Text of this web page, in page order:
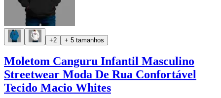
+2 + 5 tamanhos
Moletom Canguru Infantil Masculino
Streetwear Moda De Rua Confortável
Tecido Macio Whites